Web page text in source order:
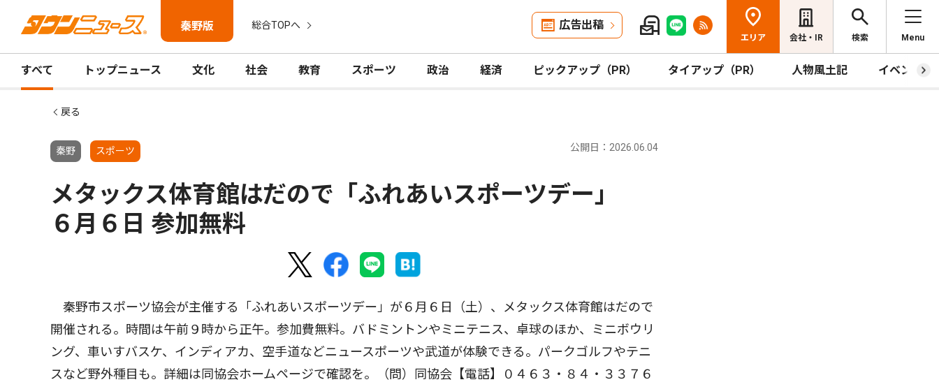
秦野版 総合TOPへ 広告出稿
エリア 会社・IR 検索 Menu
すべて トップニュース 文化 社会 教育 スポーツ 政治 経済 ピックアップ（PR） タイアップ（PR） 人物風土記 イベント
戻る
秦野 スポーツ 公開日：2026.06.04
メタックス体育館はだので「ふれあいスポーツデー」
６月６日 参加無料
秦野市スポーツ協会が主催する「ふれあいスポーツデー」が６月６日（土）、メタックス体育館はだので
開催される。時間は午前９時から正午。参加費無料。バドミントンやミニテニス、卓球のほか、ミニボウリ
ング、車いすバスケ、インディアカ、空手道などニュースポーツや武道が体験できる。パークゴルフやテニ
スなど野外種目も。詳細は同協会ホームページで確認を。（問）同協会【電話】０４６３・８４・３３７６